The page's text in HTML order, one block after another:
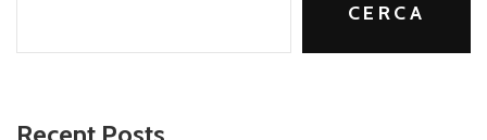
CERCA